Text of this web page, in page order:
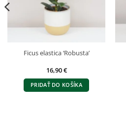
Ficus elastica ‘Robusta’
16,90€
PRIDAŤ DO KOŠÍKA